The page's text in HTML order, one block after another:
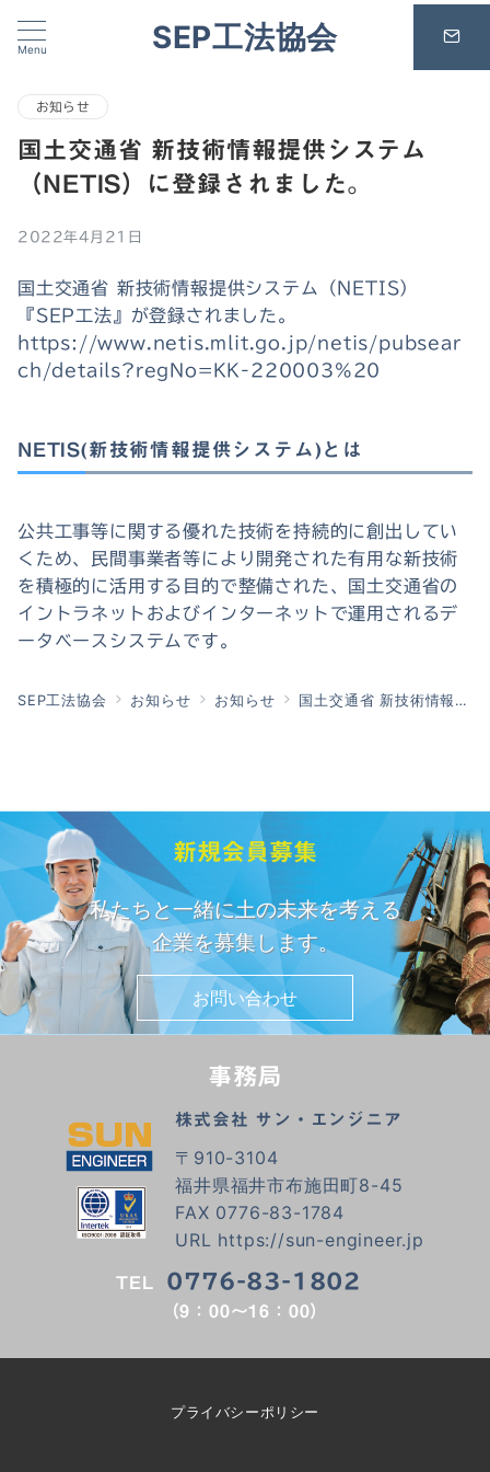
Menu SEP工法協会
お知らせ
国土交通省 新技術情報提供システム
（NETIS）に登録されました。
2022年4月21日
国土交通省 新技術情報提供システム（NETIS）
『SEP工法』が登録されました。
https://www.netis.mlit.go.jp/netis/pubsear
ch/details?regNo=KK-220003%20
NETIS(新技術情報提供システム)とは
公共工事等に関する優れた技術を持続的に創出してい
くため、民間事業者等により開発された有用な新技術
を積極的に活用する目的で整備された、国土交通省の
イントラネットおよびインターネットで運用されるデ
ータベースシステムです。
SEP工法協会 お知らせ お知らせ 国土交通省 新技術情報提供システム（NETIS）に登録されました。
新規会員募集
私たちと一緒に土の未来を考える
企業を募集します。
お問い合わせ
事務局
株式会社 サン・エンジニア
〒910-3104
福井県福井市布施田町8-45
FAX 0776-83-1784
URL https://sun-engineer.jp
TEL 0776-83-1802
（9：00～16：00）
プライバシーポリシー